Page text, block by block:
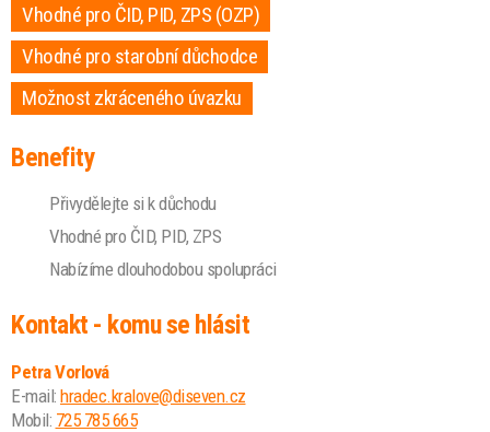
Vhodné pro ČID, PID, ZPS (OZP)
Vhodné pro starobní důchodce
Možnost zkráceného úvazku
Benefity
Přivydělejte si k důchodu
Vhodné pro ČID, PID, ZPS
Nabízíme dlouhodobou spolupráci
Kontakt - komu se hlásit
Petra Vorlová
E-mail: hradec.kralove@diseven.cz
Mobil: 725 785 665